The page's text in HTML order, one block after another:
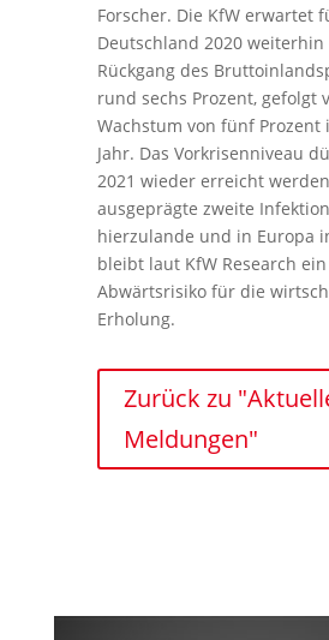
Forscher. Die KfW erwartet
Deutschland 2020 weiterhin
Rückgang des
rund sechs Prozent, gefolgt
Wachstum von fünf Prozent
Jahr. Das Vorkrisenniveau
2021 wieder erreicht
ausgeprägte zweite
hierzulande und in Europa
bleibt laut KfW Research
Abwärtsrisiko für die
Erholung.
Zurück zu
Meldungen"